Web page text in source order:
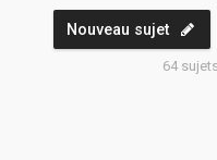
Nouveau sujet
64